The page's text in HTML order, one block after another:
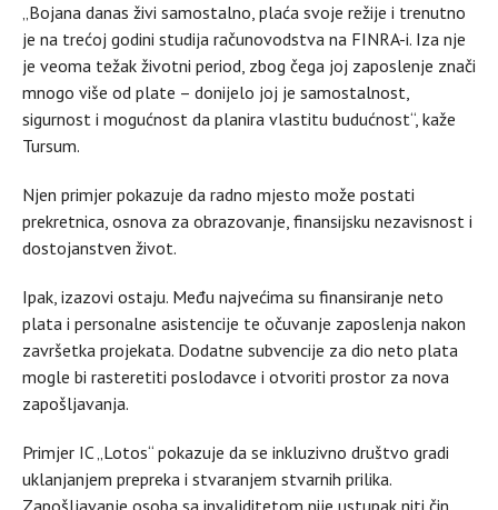
„Bojana danas živi samostalno, plaća svoje režije i trenutno
je na trećoj godini studija računovodstva na FINRA-i. Iza nje
je veoma težak životni period, zbog čega joj zaposlenje znači
mnogo više od plate – donijelo joj je samostalnost,
sigurnost i mogućnost da planira vlastitu budućnost“, kaže
Tursum.
Njen primjer pokazuje da radno mjesto može postati
prekretnica, osnova za obrazovanje, finansijsku nezavisnost i
dostojanstven život.
Ipak, izazovi ostaju. Među najvećima su finansiranje neto
plata i personalne asistencije te očuvanje zaposlenja nakon
završetka projekata. Dodatne subvencije za dio neto plata
mogle bi rasteretiti poslodavce i otvoriti prostor za nova
zapošljavanja.
Primjer IC „Lotos“ pokazuje da se inkluzivno društvo gradi
uklanjanjem prepreka i stvaranjem stvarnih prilika.